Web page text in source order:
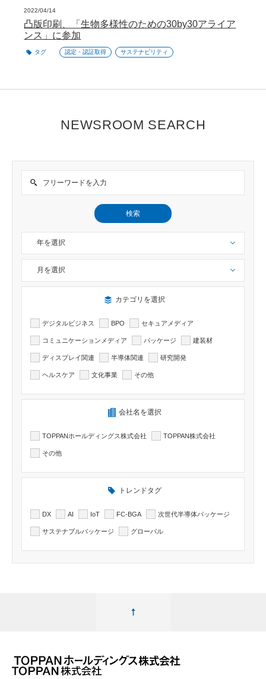
2022/04/14
凸版印刷、「生物多様性のための30by30アライア
ンス」に参加
タグ 認定・認証取得 サステナビリティ
NEWSROOM SEARCH
検索
年を選択
月を選択
検索したい記事のカテゴリーを選択出来ます
カテゴリを選択
デジタルビジネス BPO セキュアメディア
コミュニケーションメディア パッケージ 建装材
ディスプレイ関連 半導体関連 研究開発
ヘルスケア 文化事業 その他
検索したい記事の会社名を選択出来ます
会社名を選択
TOPPANホールディングス株式会社 TOPPAN株式会社
その他
トレンドタグ
DX AI IoT FC-BGA 次世代半導体パッケージ
サステナブルパッケージ グローバル